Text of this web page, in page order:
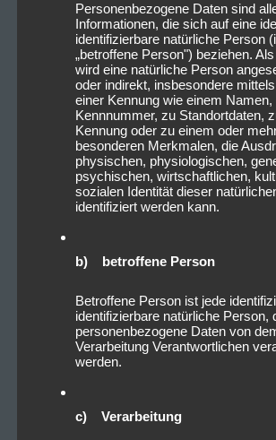
Personenbezogene Daten sind
Informationen, die sich auf eine
identifizierbare natürliche Person
„betroffene Person") beziehen.
wird eine natürliche Person
oder indirekt, insbesondere
einer Kennung wie einem Namen,
Kennnummer, zu Standortdaten,
Kennung oder zu einem oder
besonderen Merkmalen, die
physischen, physiologischen,
psychischen, wirtschaftlichen,
sozialen Identität dieser
identifiziert werden kann.
b) betroffene Person
Betroffene Person ist jede
identifizierbare natürliche Person,
personenbezogene Daten von
Verarbeitung Verantwortlichen
werden.
c) Verarbeitung